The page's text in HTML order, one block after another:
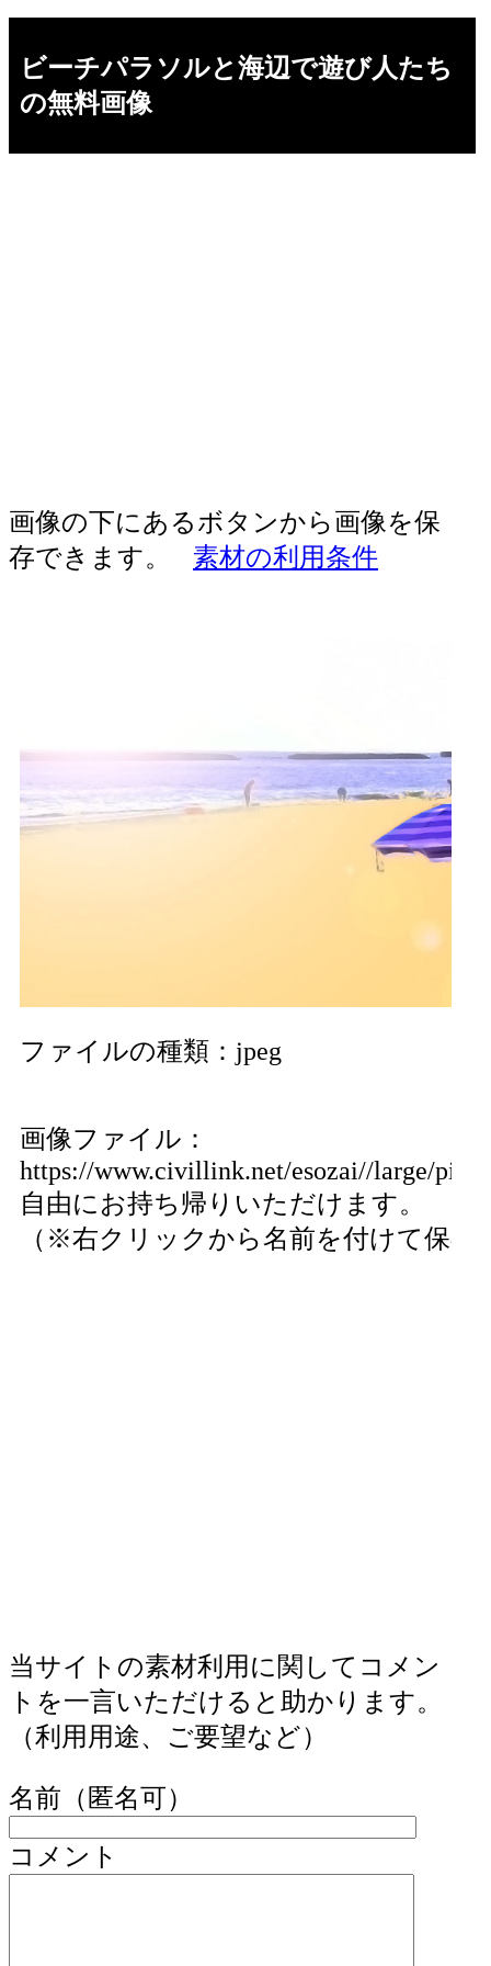
ビーチパラソルと海辺で遊び人たち
の無料画像
画像の下にあるボタンから画像を保
存できます。
素材の利用条件
ファイルの種類：jpeg
画像ファイル：
https://www.civillink.net/esozai//large/
自由にお持ち帰りいただけます。
（※右クリックから名前を付けて保存
当サイトの素材利用に関してコメン
トを一言いただけると助かります。
（利用用途、ご要望など）
名前（匿名可）
コメント